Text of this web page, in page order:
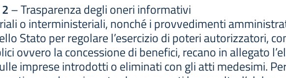
– Trasparenza degli oneri informativi
o interministeriali, nonché i provvedimenti
Stato per regolare l’esercizio di poteri autorizzatori,
ovvero la concessione di benefici, recano in allegato
imprese introdotti o eliminati con gli atti medesimi.